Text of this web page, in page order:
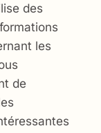
des
les
de